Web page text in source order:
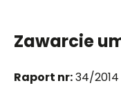
Zawarcie
Raport nr:34/2014